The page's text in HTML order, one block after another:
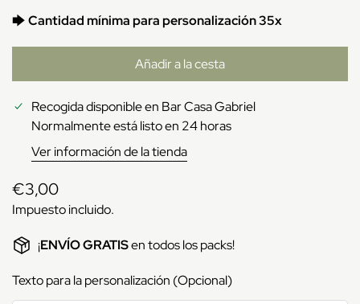
🡆Cantidad mínima para personalización 35x
Añadir a la cesta
Recogida disponible en Bar Casa Gabriel
Normalmente está listo en 24 horas
Ver información de la tienda
Precio
regular
€3,00
Impuesto incluido.
¡ENVÍO GRATISen todos los packs!
Texto para la personalización (Opcional)